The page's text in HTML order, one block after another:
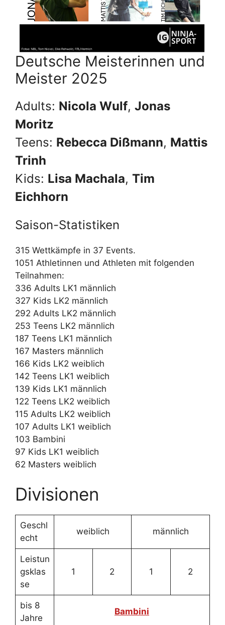
Deutsche Meisterinnen und
Meister 2025
Adults: Nicola Wulf, Jonas
Moritz
Teens: Rebecca Dißmann, Mattis
Trinh
Kids: Lisa Machala, Tim
Eichhorn
Saison-Statistiken
315 Wettkämpfe in 37 Events.
1051 Athletinnen und Athleten mit folgenden
Teilnahmen:
336 Adults LK1 männlich
327 Kids LK2 männlich
292 Adults LK2 männlich
253 Teens LK2 männlich
187 Teens LK1 männlich
167 Masters männlich
166 Kids LK2 weiblich
142 Teens LK1 weiblich
139 Kids LK1 männlich
122 Teens LK2 weiblich
115 Adults LK2 weiblich
107 Adults LK1 weiblich
103 Bambini
97 Kids LK1 weiblich
62 Masters weiblich
Divisionen
Geschl
echt
weiblich männlich
Leistun
gsklas
se
1 2 1 2
bis 8
Jahre
Bambini